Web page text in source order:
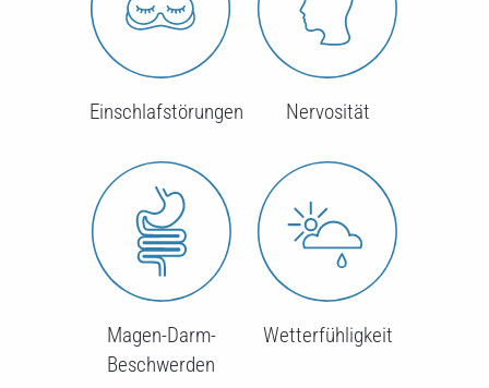
Einschlafstörungen Nervosität
Magen-Darm-
Beschwerden
Wetterfühligkeit